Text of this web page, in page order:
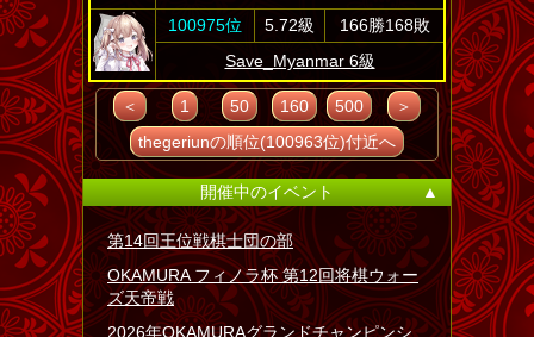
100975位
5.72級
166勝168敗
Save_Myanmar 6級
＜ 1 50 160 500
＞
thegeriunの順位(100963位)付近へ
開催中のイベント ▲
第14回王位戦棋士団の部
OKAMURA フィノラ杯 第12回将棋ウォー
ズ天帝戦
2026年OKAMURAグランドチャンピンシ